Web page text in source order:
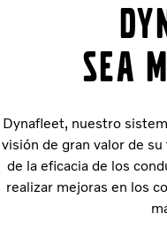
SEA
Dynafleet, nuestro
visión de gran valor de
de la eficacia de los
realizar mejoras en los